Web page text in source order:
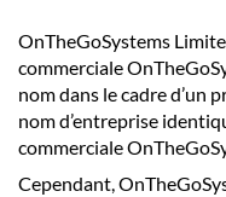
OnTheGoSystems
commerciale
nom dans le cadre d’un
nom d’entreprise
commerciale
Cependant,